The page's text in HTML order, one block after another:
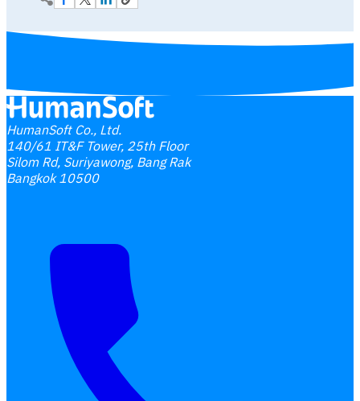
Interested Blog
HumanSoft Co., Ltd.
140/61 IT&F Tower, 25th Floor
Silom Rd, Suriyawong, Bang Rak
Bangkok 10500